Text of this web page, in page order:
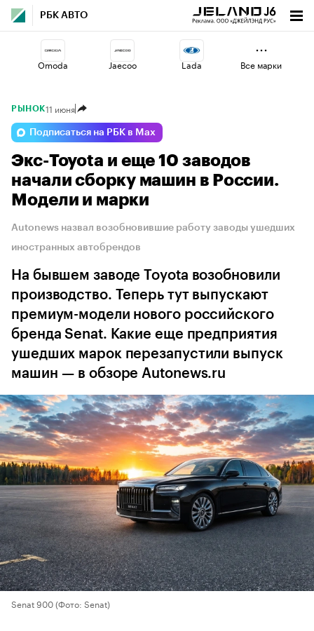
РБК АВТО
Omoda Jaecoo Lada
Geely
Voyah Volga Esteo
Все марки
РЫНОК11 июня
Подписаться на РБК в Max
Экс-Toyota и еще 10 заводов
начали сборку машин в России.
Модели и марки
Autonews назвал возобновившие работу заводы ушедших
иностранных автобрендов
На бывшем заводе Toyota возобновили
производство. Теперь тут выпускают
премиум-модели нового российского
бренда Senat. Какие еще предприятия
ушедших марок перезапустили выпуск
машин — в обзоре Autonews.ru
Senat 900(Фото: Senat)